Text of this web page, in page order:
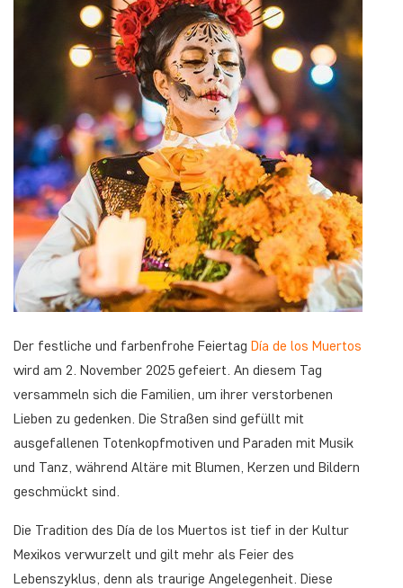
Der festliche und farbenfrohe Feiertag Día de los Muertos
wird am 2. November 2025 gefeiert. An diesem Tag
versammeln sich die Familien, um ihrer verstorbenen
Lieben zu gedenken. Die Straßen sind gefüllt mit
ausgefallenen Totenkopfmotiven und Paraden mit Musik
und Tanz, während Altäre mit Blumen, Kerzen und Bildern
geschmückt sind.
Die Tradition des Día de los Muertos ist tief in der Kultur
Mexikos verwurzelt und gilt mehr als Feier des
Lebenszyklus, denn als traurige Angelegenheit. Diese